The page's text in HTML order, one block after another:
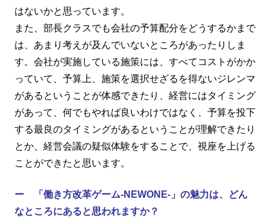
はないかと思っています。
また、部長クラスでも会社の予算配分をどうするかまで
は、あまり考えが及んでいないところがあったりしま
す。会社が実施している施策には、すべてコストがかか
っていて、予算上、施策を選択せざるを得ないジレンマ
があるということが体感できたり、経営にはタイミング
があって、何でもやれば良いわけではなく、予算を投下
する最良のタイミングがあるということが理解できたり
とか、経営会議の疑似体験をすることで、視座を上げる
ことができたと思います。
ー 「働き方改革ゲーム-NEWONE-」の魅力は、どん
なところにあると思われますか？